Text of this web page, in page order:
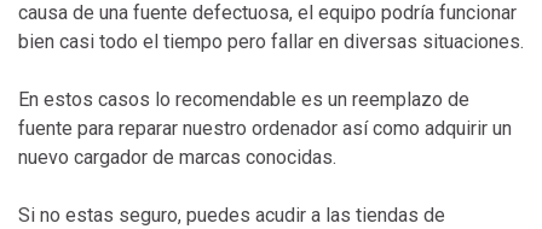
causa de una fuente defectuosa, el equipo podría funcionar
bien casi todo el tiempo pero fallar en diversas situaciones.
En estos casos lo recomendable es un reemplazo de
fuente para reparar nuestro ordenador así como adquirir un
nuevo cargador de marcas conocidas.
Si no estas seguro, puedes acudir a las tiendas de